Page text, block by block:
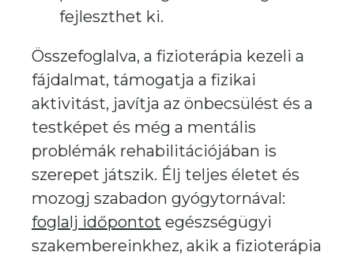
fejleszthet ki.
Összefoglalva, a fizioterápia kezeli a
fájdalmat, támogatja a fizikai
aktivitást, javítja az önbecsülést és a
testképet és még a mentális
problémák rehabilitációjában is
szerepet játszik. Élj teljes életet és
mozogj szabadon gyógytornával:
foglalj időpontot egészségügyi
szakembereinkhez, akik a fizioterápia